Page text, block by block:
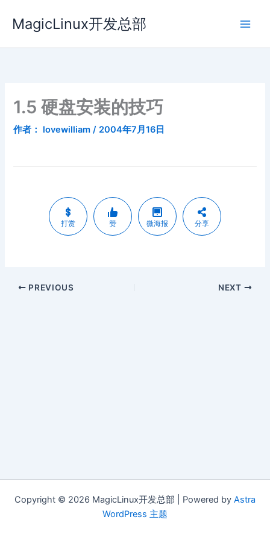
容
MagicLinux开发总部
1.5 硬盘安装的技巧
作者： lovewilliam/ 2004年7月16日
打赏 赞 微海报 分享
PREVIOUS NEXT
Copyright © 2026 MagicLinux开发总部 | Powered by Astra
WordPress 主题